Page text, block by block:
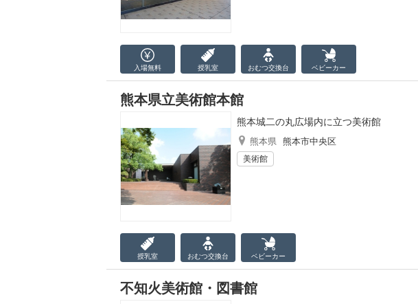
入場無料 授乳室 おむつ交換台 ベビーカー
熊本県立美術館本館
熊本城二の丸広場内に立つ美術館
熊本県 熊本市中央区
美術館
授乳室 おむつ交換台 ベビーカー
不知火美術館・図書館